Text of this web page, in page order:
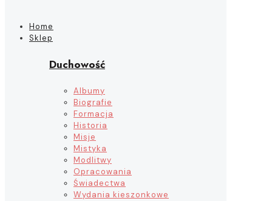
Home
Sklep
Duchowość
Albumy
Biografie
Formacja
Historia
Misje
Mistyka
Modlitwy
Opracowania
Świadectwa
Wydania kieszonkowe